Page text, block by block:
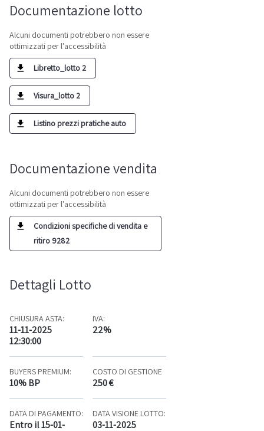
Documentazione lotto
Alcuni documenti potrebbero non essere
ottimizzati per l'accessibilità
Libretto_lotto 2
Visura_lotto 2
Listino prezzi pratiche auto
Documentazione vendita
Alcuni documenti potrebbero non essere
ottimizzati per l'accessibilità
Condizioni specifiche di vendita e
ritiro 9282
Dettagli Lotto
CHIUSURA ASTA:
11-11-2025
12:30:00
IVA:
22%
BUYERS PREMIUM:
10% BP
COSTO DI GESTIONE
250 €
DATA DI PAGAMENTO:
Entro il 15-01-
DATA VISIONE LOTTO:
03-11-2025